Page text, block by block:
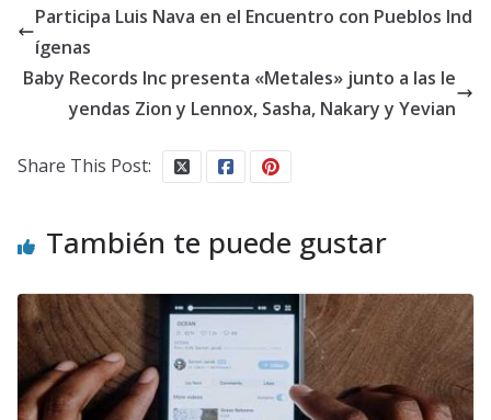
Participa Luis Nava en el Encuentro con Pueblos Ind
ígenas
Baby Records Inc presenta «Metales» junto a las le
yendas Zion y Lennox, Sasha, Nakary y Yevian
Share This Post:
También te puede gustar